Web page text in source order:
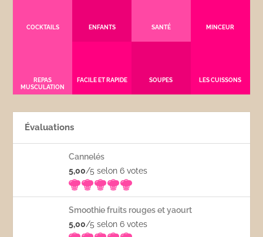
COCKTAILS ENFANTS SANTÉ MINCEUR
REPAS
MUSCULATION
FACILE ET RAPIDE SOUPES LES CUISSONS
Évaluations
Cannelés
5,00/5 selon 6votes
Smoothie fruits rouges et yaourt
5,00/5 selon 6votes